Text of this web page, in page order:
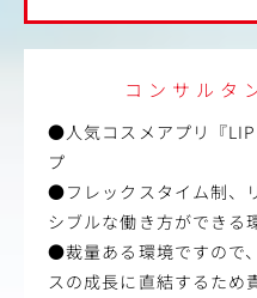
コンサルタ
●人気コスメアプリ『
プ
●フレックスタイム制、
シブルな働き方ができる
●裁量ある環境ですので
スの成長に直結するため